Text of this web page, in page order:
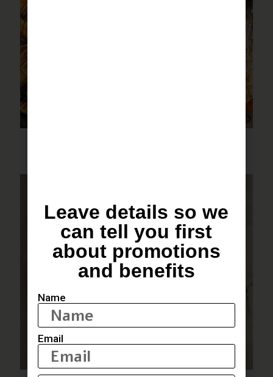
Leave details so we
can tell you first
about promotions
and benefits
Name
Email